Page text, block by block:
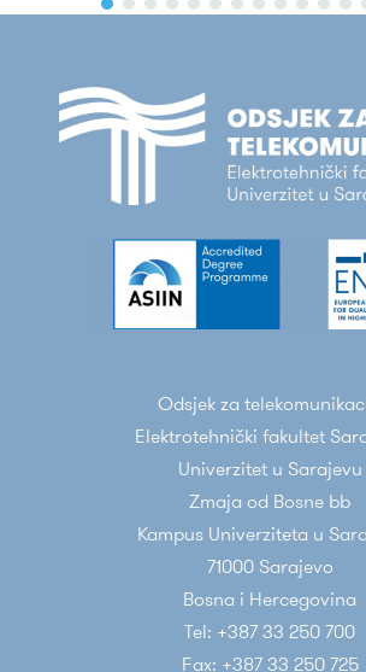
Odsjek za
Elektrotehnički fakultet
Univerzitet u Sarajevu
Zmaja od Bosne bb
Kampus Univerziteta u
71000 Sarajevo
Bosna i Hercegovina
Tel: +387 33 250 700
Fax: +387 33 250 725